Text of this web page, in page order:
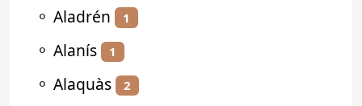
⚬ Aladrén 1
⚬ Alanís 1
⚬ Alaquàs 2